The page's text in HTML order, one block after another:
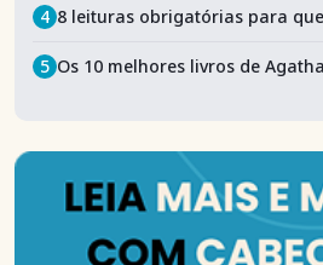
4 8 leituras obrigatórias para
5 Os 10 melhores livros de